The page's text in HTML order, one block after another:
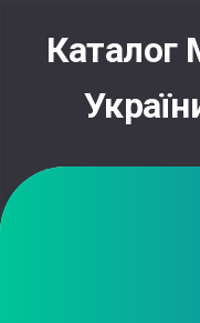
contentКаталог